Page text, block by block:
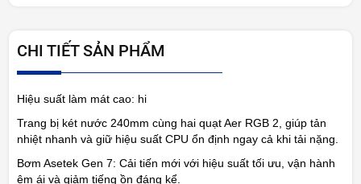
CHI TIẾT SẢN PHẨM
Hiệu suất làm mát cao: hi
Trang bị két nước 240mm cùng hai quạt Aer RGB 2, giúp tản
nhiệt nhanh và giữ hiệu suất CPU ổn định ngay cả khi tải nặng.
Bơm Asetek Gen 7: Cải tiến mới với hiệu suất tối ưu, vận hành
êm ái và giảm tiếng ồn đáng kể.